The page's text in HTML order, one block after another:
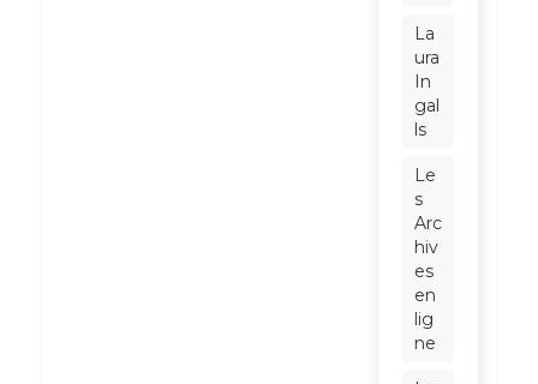
La
ura
In
gal
ls
Le
s
Arc
hiv
es
en
lig
ne